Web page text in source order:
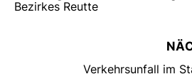
Bezirkes Reutte
Verkehrsunfall im